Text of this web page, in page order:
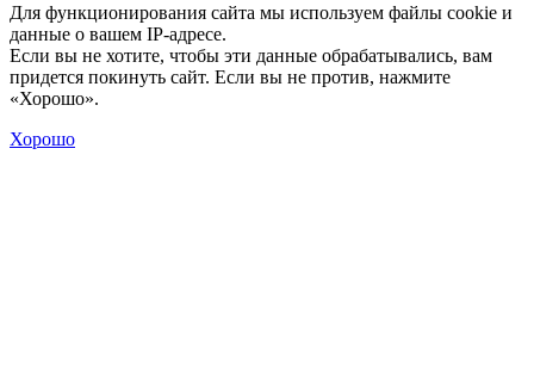
Для функционирования сайта мы используем файлы cookie и
данные о вашем IP-адресе.
Если вы не хотите, чтобы эти данные обрабатывались, вам
придется покинуть сайт. Если вы не против, нажмите
«Хорошо».
Хорошо